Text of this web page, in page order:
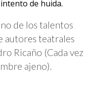
de huida.
de los talentos
autores teatrales
Ricaño (Cada vez
ajeno).